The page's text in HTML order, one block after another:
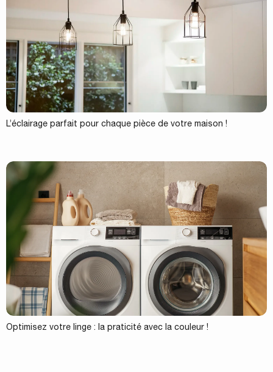
L’éclairage parfait pour chaque pièce de votre maison !
Optimisez votre linge : la praticité avec la couleur !